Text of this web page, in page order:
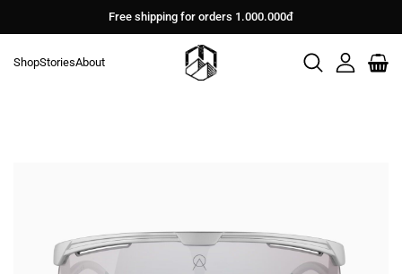
dung
Free shipping for orders 1.000.000đ
ShopStoriesAbout